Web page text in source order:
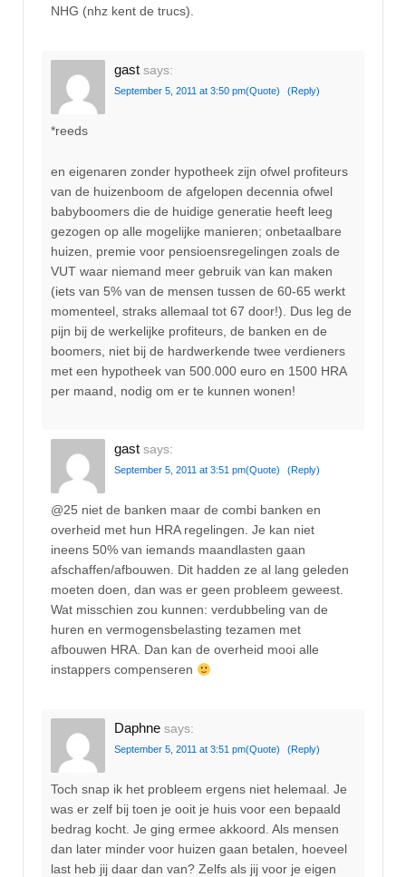
NHG (nhz kent de trucs).
gast says:
September 5, 2011 at 3:50 pm(Quote) (Reply)
*reeds
en eigenaren zonder hypotheek zijn ofwel profiteurs
van de huizenboom de afgelopen decennia ofwel
babyboomers die de huidige generatie heeft leeg
gezogen op alle mogelijke manieren; onbetaalbare
huizen, premie voor pensioensregelingen zoals de
VUT waar niemand meer gebruik van kan maken
(iets van 5% van de mensen tussen de 60-65 werkt
momenteel, straks allemaal tot 67 door!). Dus leg de
pijn bij de werkelijke profiteurs, de banken en de
boomers, niet bij de hardwerkende twee verdieners
met een hypotheek van 500.000 euro en 1500 HRA
per maand, nodig om er te kunnen wonen!
gast says:
September 5, 2011 at 3:51 pm(Quote) (Reply)
@25 niet de banken maar de combi banken en
overheid met hun HRA regelingen. Je kan niet
ineens 50% van iemands maandlasten gaan
afschaffen/afbouwen. Dit hadden ze al lang geleden
moeten doen, dan was er geen probleem geweest.
Wat misschien zou kunnen: verdubbeling van de
huren en vermogensbelasting tezamen met
afbouwen HRA. Dan kan de overheid mooi alle
instappers compenseren
Daphne says:
September 5, 2011 at 3:51 pm(Quote) (Reply)
Toch snap ik het probleem ergens niet helemaal. Je
was er zelf bij toen je ooit je huis voor een bepaald
bedrag kocht. Je ging ermee akkoord. Als mensen
dan later minder voor huizen gaan betalen, hoeveel
last heb jij daar dan van? Zelfs als jij voor je eigen